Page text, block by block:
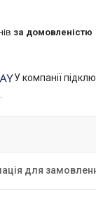
за домовленістю
У компанії
для